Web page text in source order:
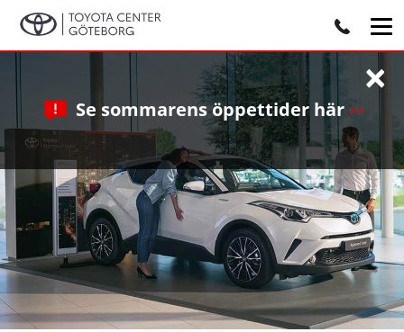
Se sommarens öppettider här >>
×